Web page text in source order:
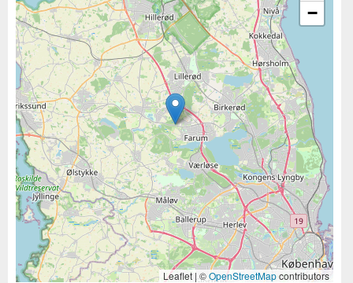
−
Leaflet | ©OpenStreetMapcontributors